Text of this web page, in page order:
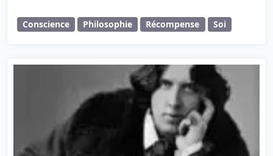
Conscience Philosophie Récompense Soi